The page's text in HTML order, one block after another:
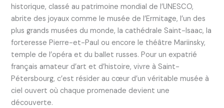
historique, classé au patrimoine mondial de l’UNESCO,
abrite des joyaux comme le musée de l’Ermitage, l’un des
plus grands musées du monde, la cathédrale Saint-Isaac, la
forteresse Pierre-et-Paul ou encore le théâtre Mariinsky,
temple de l’opéra et du ballet russes. Pour un expatrié
français amateur d’art et d’histoire, vivre à Saint-
Pétersbourg, c’est résider au cœur d’un véritable musée à
ciel ouvert où chaque promenade devient une
découverte.